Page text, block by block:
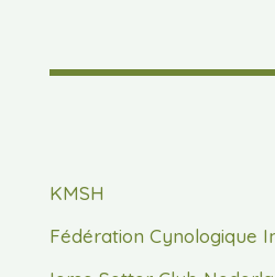
KMSH
Fédération Cynologique